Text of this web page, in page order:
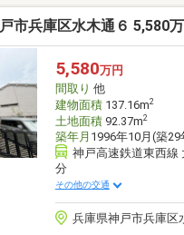
トイレあり） アウトドア・登
は趣味の場や 愛車やバイクメン
です！ ◆ビルトインガレージ（
車可能！ ◆パントリー、約2.5
豊富！◆兵庫大開小学校・兵庫中
り
市兵庫区水木通６ 5,580
5,580万円
間取り 他
建物面積137.16m2
土地面積92.37m2
築年月 1996年10月(築
神戸高速鉄道東西線
分
その他の交通
兵庫県神戸市兵庫区